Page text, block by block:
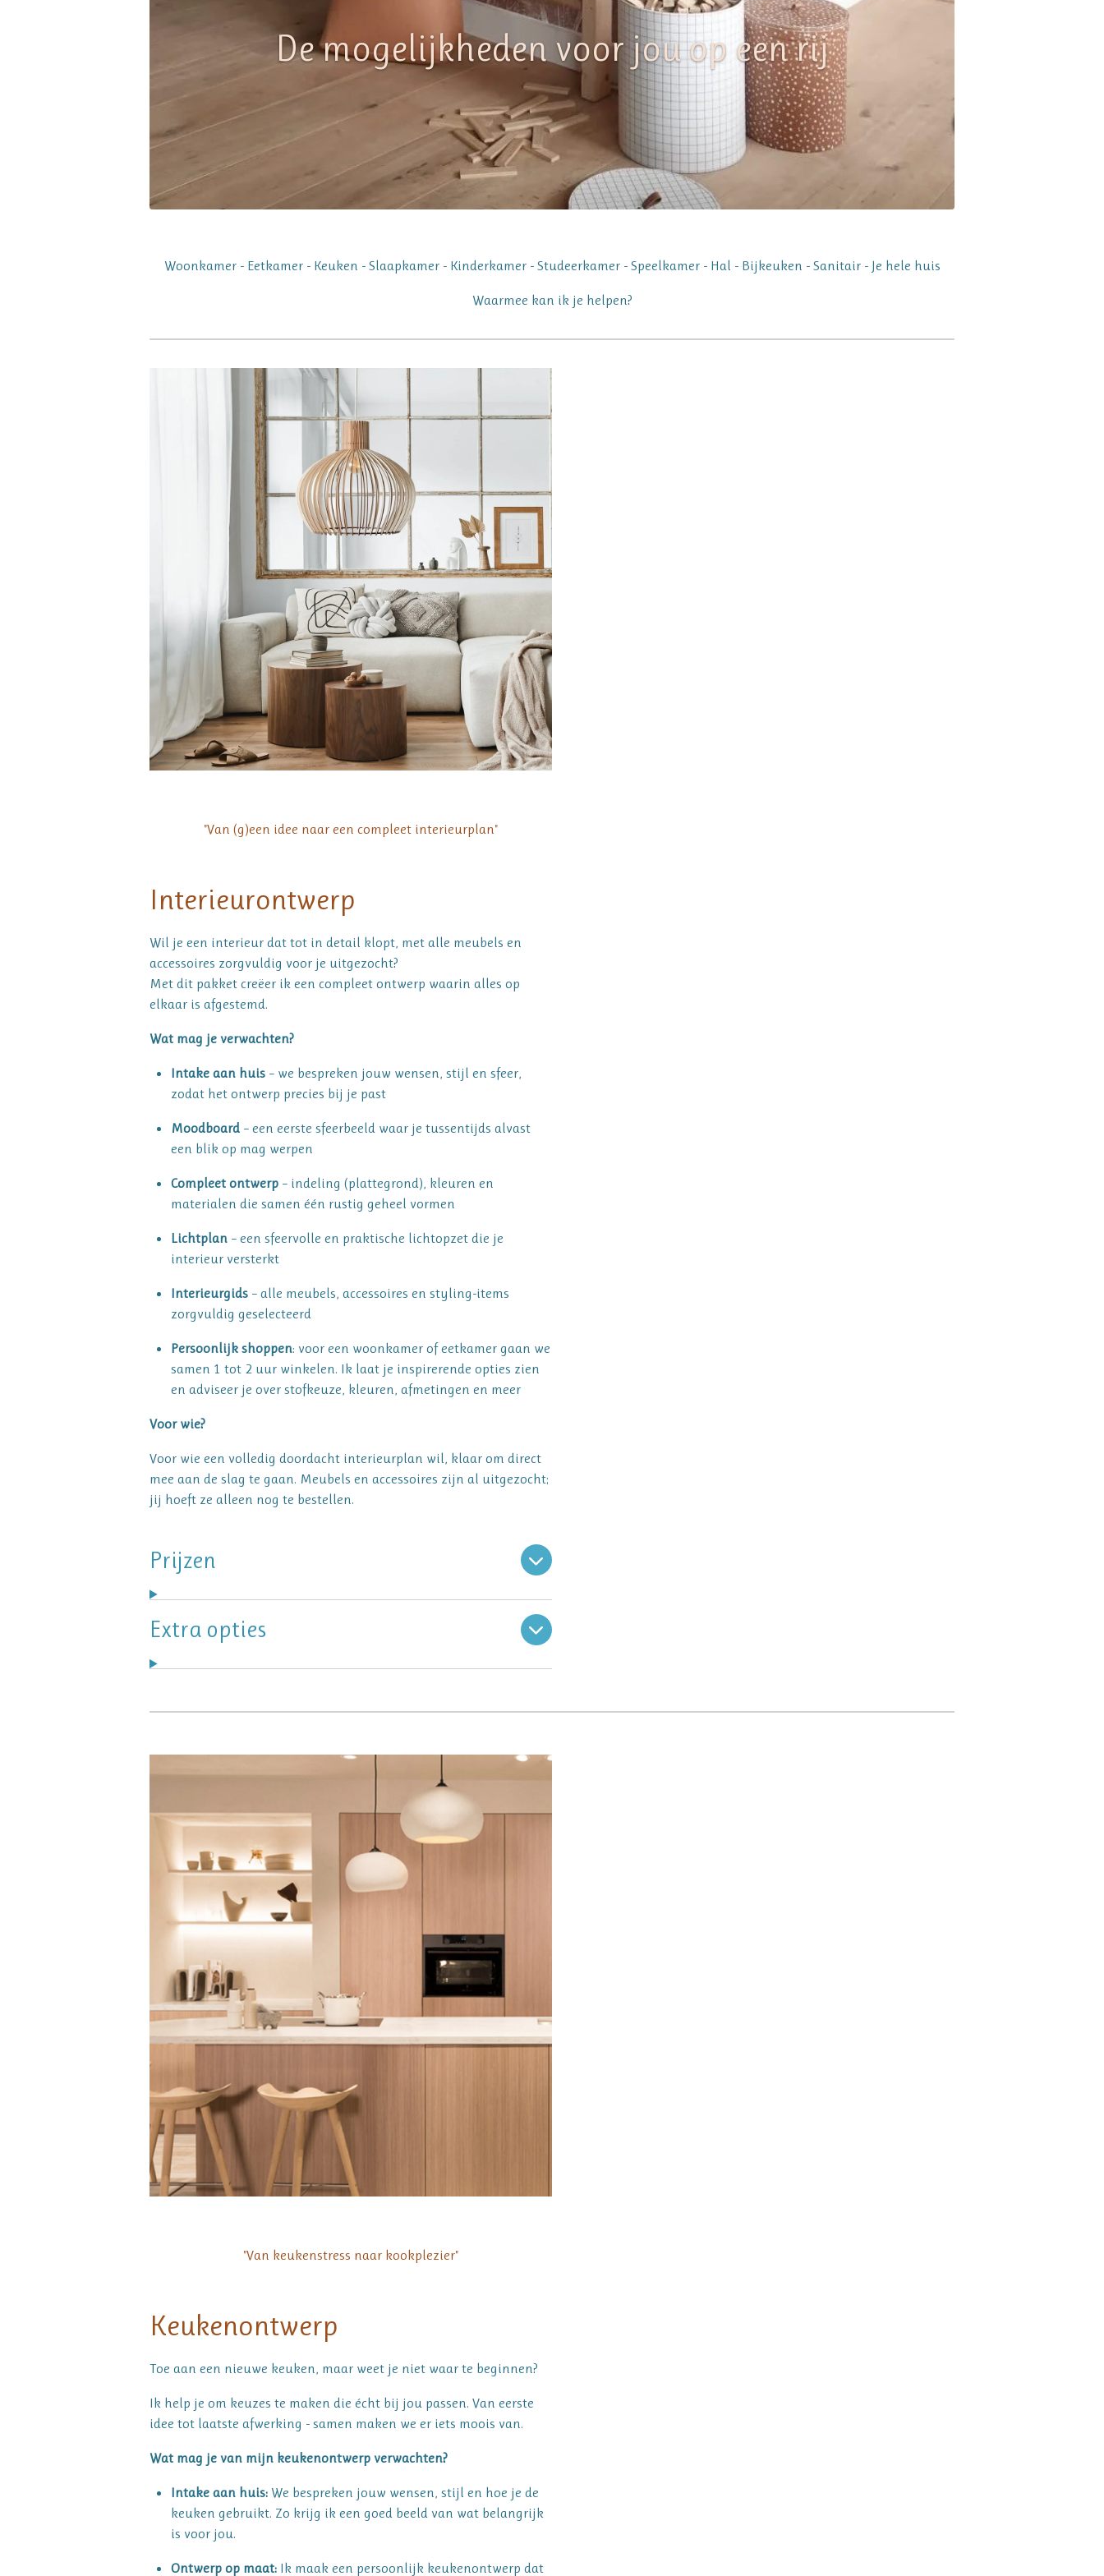
De mogelijkheden voor jou op een rij
Woonkamer - Eetkamer - Keuken - Slaapkamer - Kinderkamer - Studeerkamer - Speelkamer - Hal - Bijkeuken - Sanitair - Je hele huis
Waarmee kan ik je helpen?
"Van (g)een idee naar een compleet interieurplan"
Interieurontwerp
Wil je een interieur dat tot in detail klopt, met alle meubels en
accessoires zorgvuldig voor je uitgezocht?
Met dit pakket creëer ik een compleet ontwerp waarin alles op
elkaar is afgestemd.
Wat mag je verwachten?
Intake aan huis– we bespreken jouw wensen, stijl en sfeer,
zodat het ontwerp precies bij je past
Moodboard– een eerste sfeerbeeld waar je tussentijds alvast
een blik op mag werpen
Compleet ontwerp– indeling (plattegrond), kleuren en
materialen die samen één rustig geheel vormen
Lichtplan– een sfeervolle en praktische lichtopzet die je
interieur versterkt
Interieurgids– alle meubels, accessoires en styling-items
zorgvuldig geselecteerd
Persoonlijk shoppen: voor een woonkamer of eetkamer gaan we
samen 1 tot 2 uur winkelen. Ik laat je inspirerende opties zien
en adviseer je over stofkeuze, kleuren, afmetingen en meer
Voor wie?
Voor wie een volledig doordacht interieurplan wil, klaar om direct
mee aan de slag te gaan. Meubels en accessoires zijn al uitgezocht;
jij hoeft ze alleen nog te bestellen.
Prijzen
Extra opties
"Van keukenstress naar kookplezier"
Keukenontwerp
Toe aan een nieuwe keuken, maar weet je niet waar te beginnen?
Ik help je om keuzes te maken die écht bij jou passen. Van eerste
idee tot laatste afwerking - samen maken we er iets moois van.
Wat mag je van mijn keukenontwerp verwachten?
Intake aan huis: We bespreken jouw wensen, stijl en hoe je de
keuken gebruikt. Zo krijg ik een goed beeld van wat belangrijk
is voor jou.
Ontwerp op maat: Ik maak een persoonlijk keukenontwerp dat